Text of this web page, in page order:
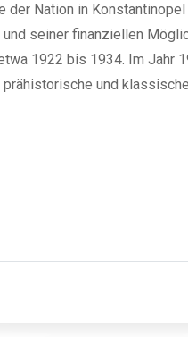
der Nation in Konstantinopel
seiner finanziellen
1922 bis 1934. Im Jahr
und